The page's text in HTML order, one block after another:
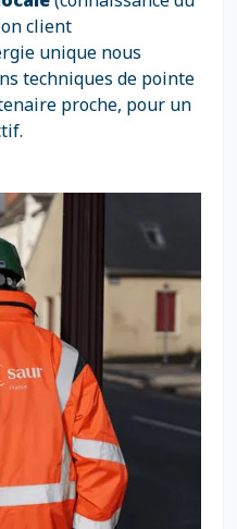
client
unique nous
techniques de pointe
proche, pour un